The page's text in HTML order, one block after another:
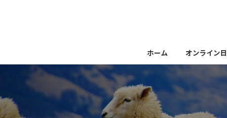
へ
ッ
プ
ョ
移
動
ホーム オンライン